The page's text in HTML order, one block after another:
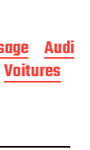
Audi
Voitures